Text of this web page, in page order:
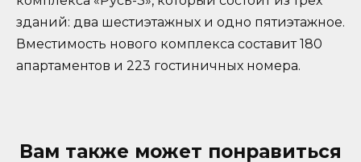
зданий: два шестиэтажных и одно пятиэтажное.
Вместимость нового комплекса составит 180
апартаментов и 223 гостиничных номера.
Вам также может понравиться